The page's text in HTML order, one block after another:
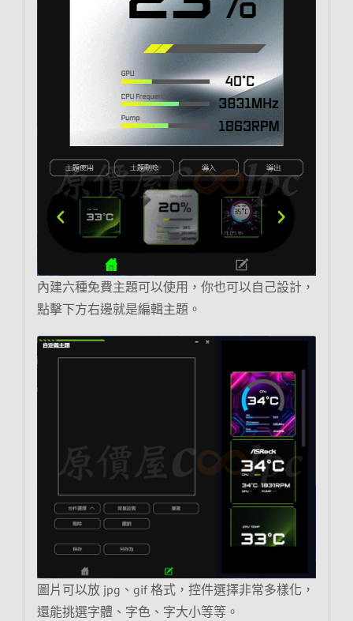
內建六種免費主題可以使用，你也可以自己設計，
點擊下方右邊就是編輯主題。
圖片可以放 jpg、gif 格式，控件選擇非常多樣化，
還能挑選字體、字色、字大小等等。